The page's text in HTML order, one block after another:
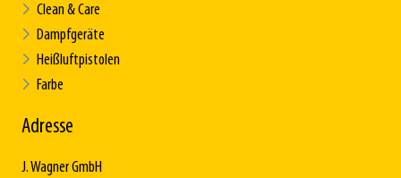
Clean & Care
Dampfgeräte
Heißluftpistolen
Farbe
Adresse
J. Wagner GmbH